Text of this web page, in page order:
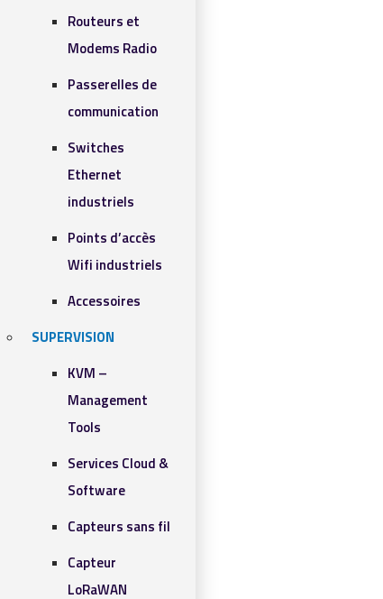
Routeurs et
Modems Radio
Passerelles de
communication
Switches
Ethernet
industriels
Points d’accès
Wifi industriels
Accessoires
SUPERVISION
KVM –
Management
Tools
Services Cloud &
Software
Capteurs sans fil
Capteur
LoRaWAN